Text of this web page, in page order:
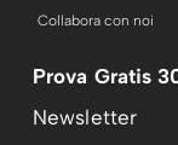
Collabora con noi
Prova Gratis
Newsletter